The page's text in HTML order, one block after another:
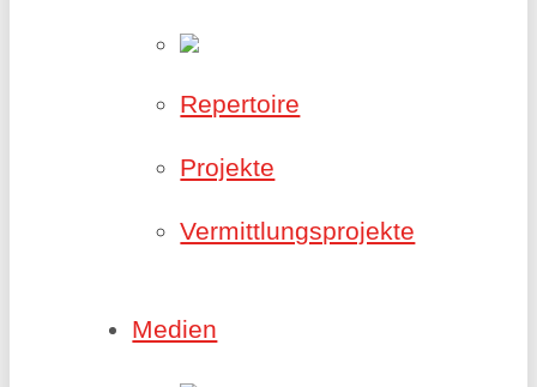
Repertoire
Projekte
Vermittlungsprojekte
Medien